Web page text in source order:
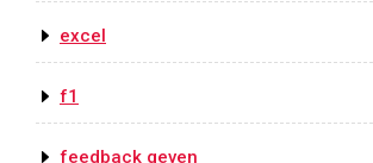
excel
f1
feedback geven